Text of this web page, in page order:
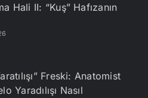
Hali II: “Kuş” Hafızanın
Freski: Anatomist
Yaradılışı Nasıl